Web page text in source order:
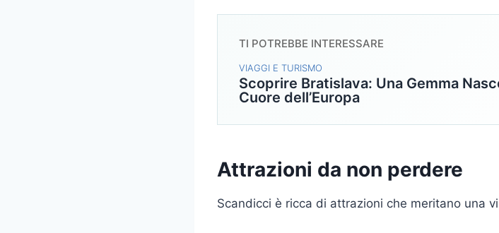
TI POTREBBE INTERESSARE
VIAGGI E TURISMO
Scoprire Bratislava: Una Gemma
Cuore dell’Europa
Attrazioni da non perdere
Scandicci è ricca di attrazioni che meritano una